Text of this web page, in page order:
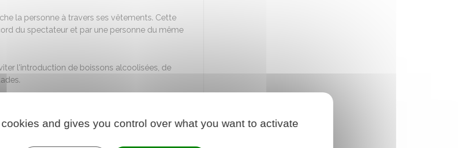
la personne à travers ses vêtements. Cette
du spectateur et par une personne du même
l'introduction de boissons alcoolisées, de
par l'organisateur d'un match
fautif de spectateurs ?
and gives you control over what you want to activate